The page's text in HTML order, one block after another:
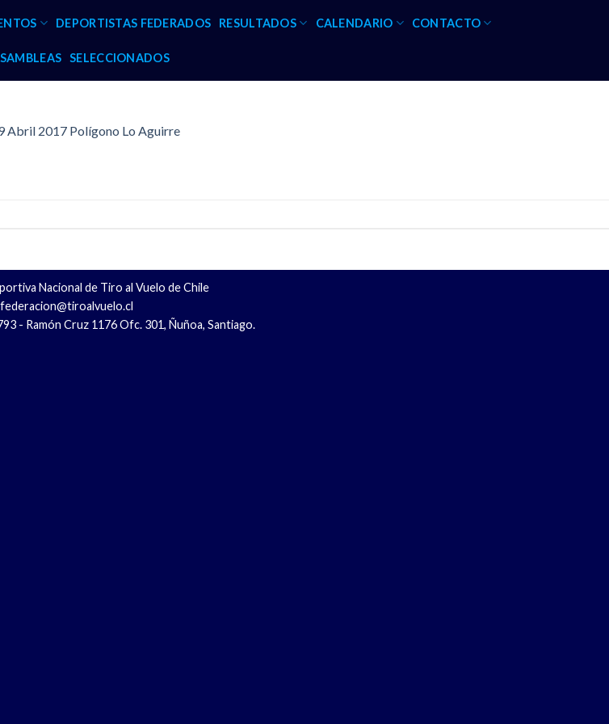
DEPORTISTAS FEDERADOS RESULTADOS CALENDARIO CONTACTO
SELECCIONADOS
Abril 2017 Polígono Lo Aguirre
Nacional de Tiro al Vuelo de Chile
federacion@tiroalvuelo.cl
- Ramón Cruz 1176 Ofc. 301, Ñuñoa, Santiago.